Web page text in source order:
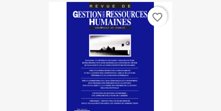
favorite_border